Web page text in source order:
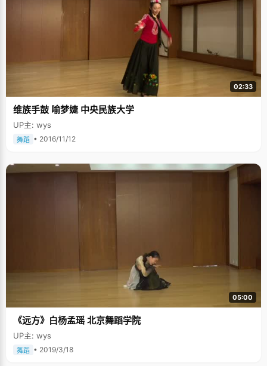
02:33
维族手鼓 喻梦婕 中央民族大学
UP主: wys
舞蹈 • 2016/11/12
05:00
《远方》白杨孟瑶 北京舞蹈学院
UP主: wys
舞蹈 • 2019/3/18